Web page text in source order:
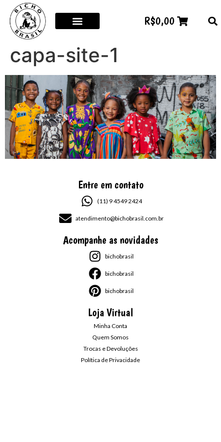
R$0,00
capa-site-1
Entre em contato
(11) 9 4549 2424
atendimento@bichobrasil.com.br
Acompanhe as novidades
bichobrasil
bichobrasil
bichobrasil
Loja Virtual
Minha Conta
Quem Somos
Trocas e Devoluções
Política de Privacidade